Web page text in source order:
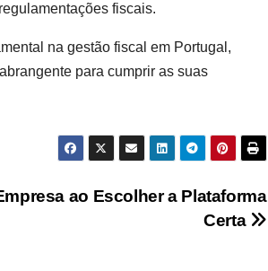
fiscais.
na gestão fiscal em Portugal,
para cumprir as suas
ao Escolher a Plataforma
Certa